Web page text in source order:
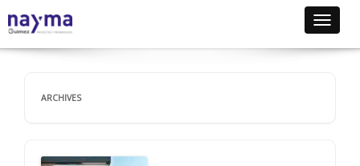
Toggle
ARCHIVES